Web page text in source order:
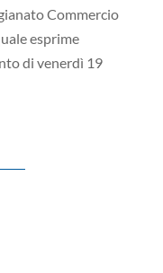
Commercio
esprime
di venerdì 19